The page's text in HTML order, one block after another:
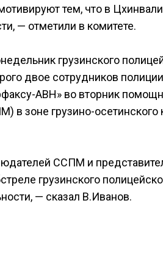
тем, что в Цхинвали
— отметили в комитете.
грузинского
двое сотрудников
АВН» во вторник
зоне грузино-осетинского
ССПМ и
грузинского
— сказал В.Иванов.